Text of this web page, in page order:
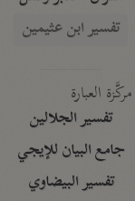
تفسير ابن عثيمين
مركَّزة العبارة
تفسير الجلالين
جامع البيان للإيجي
تفسير البيضاوي